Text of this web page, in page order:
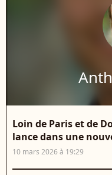
Loin de Paris et de
lance dans une
10 mars 2026 à 19:29